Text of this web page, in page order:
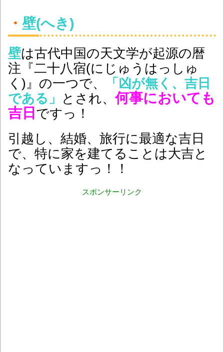
・ 壁(へき)
壁は古代中国の天文学が起源の暦
注『二十八宿(にじゅうはっしゅ
く)』の一つで、
「凶が無く、吉日
である 」 とされ、何事においても
吉日 ですっ！
引越し、結婚、旅行に最適な吉日
で、特に家を建てることは大吉と
なっていますっ！！
スポンサーリンク